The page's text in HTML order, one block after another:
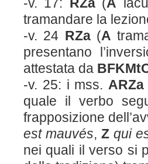
tramandare la
-v. 24 RZa (A
presentano
attestata da BFKMt
-v. 25: i mss.
quale il verbo
frapposizione
est mauvés, Z qui
nei quali il verso si